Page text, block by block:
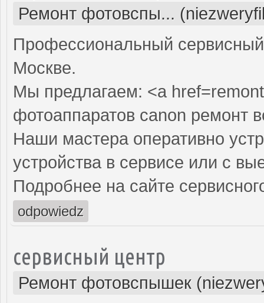
Ремонт фотовспы...
Профессиональный
Москве.
Мы предлагаем: <a
фотоаппаратов canon ремонт
Наши мастера оперативно
устройства в сервисе или с
Подробнее на сайте
odpowiedz
сервисный центр
Ремонт фотовспышек